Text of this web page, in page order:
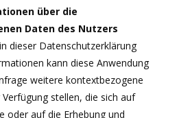
über die
Daten des Nutzers
dieser Datenschutzerklärung
kann diese Anwendung
weitere kontextbezogene
stellen, die sich auf
oder auf die Erhebung und